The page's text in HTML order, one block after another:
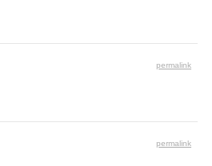
permalink
permalink